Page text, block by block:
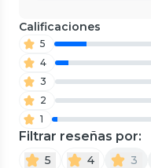
Calificaciones
5
4
3
2
1
Filtrar reseñas por:
5 4 3